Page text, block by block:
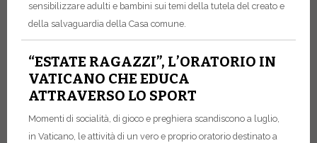
sensibilizzare adulti e bambini sui temi della tutela del creato e
della salvaguardia della Casa comune.
“ESTATE RAGAZZI”, L’ORATORIO IN
VATICANO CHE EDUCA
ATTRAVERSO LO SPORT
Momenti di socialità, di gioco e preghiera scandiscono a luglio,
in Vaticano, le attività di un vero e proprio oratorio destinato a